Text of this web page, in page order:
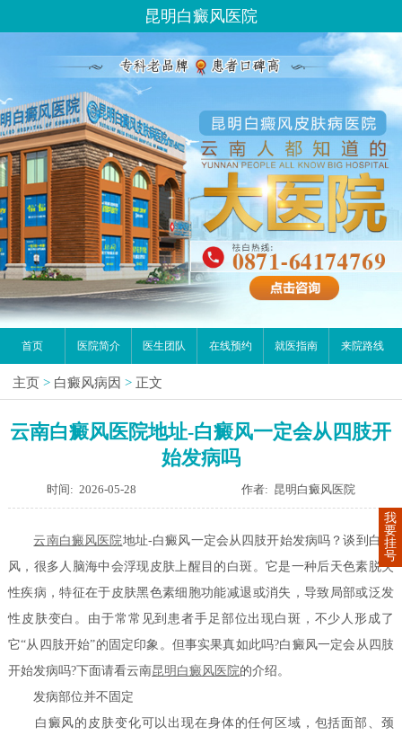
昆明白癜风医院
首页 医院简介 医生团队 在线预约 就医指南 来院路线
主页 > 白癜风病因 > 正文
云南白癜风医院地址-白癜风一定会从四肢开
始发病吗
时间: 2026-05-28 作者: 昆明白癜风医院
云南白癜风医院地址-白癜风一定会从四肢开始发病吗？谈到白癜
风，很多人脑海中会浮现皮肤上醒目的白斑。它是一种后天色素脱失
性疾病，特征在于皮肤黑色素细胞功能减退或消失，导致局部或泛发
性皮肤变白。由于常常见到患者手足部位出现白斑，不少人形成了
它“从四肢开始”的固定印象。但事实果真如此吗?白癜风一定会从四肢
开始发病吗?下面请看云南昆明白癜风医院的介绍。
发病部位并不固定
白癜风的皮肤变化可以出现在身体的任何区域，包括面部、颈
我
要
挂
号